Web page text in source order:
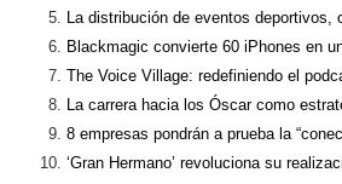
La distribución de eventos deportivos,
Blackmagic convierte 60 iPhones en
The Voice Village: redefiniendo el
La carrera hacia los Óscar como
8 empresas pondrán a prueba la
‘Gran Hermano’ revoluciona su